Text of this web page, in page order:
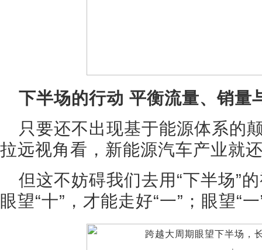
下半场的行动 平衡流量、销量
只要还不出现基于能源体系的
拉远视角看，新能源汽车产业就
但这不妨碍我们去用“下半场”
眼望“十”，才能走好“一”；眼望“